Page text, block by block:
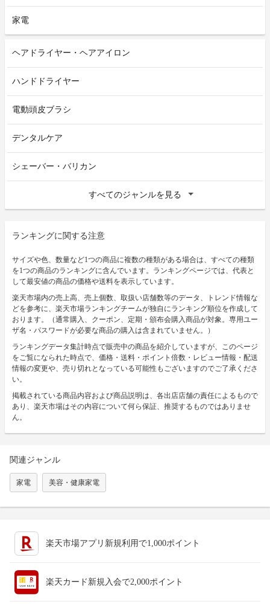
家電
ヘアドライヤー・ヘアアイロン
ハンドドライヤー
電動頭皮ブラシ
デンタルケア
シェーバー・バリカン
すべてのジャンルを見る
ランキングに関する注意
サイズや色、数量など1つの商品に複数の種類がある場合は、すべての種類
を1つの商品のランキングに含んでいます。ランキングページでは、代表と
して最安値の商品の価格や送料を表示しています。
楽天市場内の売上高、売上個数、取扱い店舗数等のデータ、トレンド情報な
どを参考に、楽天市場ランキングチームが独自にランキング順位を作成して
おります。（通常購入、クーポン、定期・頒布会購入商品が対象。専用ユー
ザ名・パスワードが必要な商品の購入は含まれていません。）
ランキングデータ集計時点で販売中の商品を紹介していますが、このページ
をご覧になられた時点で、価格・送料・ポイント倍数・レビュー情報・配送
情報の変更や、売り切れとなっている可能性もございますのでご了承くださ
い。
掲載されている商品内容および商品説明は、各出店店舗の責任によるもので
あり、楽天市場はその内容について何ら保証、推奨するものではありませ
ん。
関連ジャンル
家電 美容・健康家電
楽天市場アプリ新規利用で1,000ポイント
楽天カード新規入会で2,000ポイント